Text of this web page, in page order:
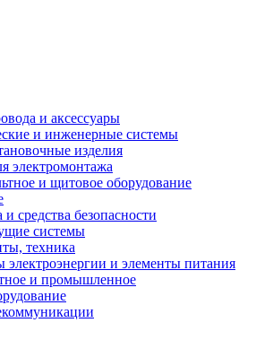
и аксессуары
и инженерные системы
изделия
электромонтажа
и щитовое оборудование
и средства безопасности
системы
техника
электроэнергии и элементы питания
и промышленное